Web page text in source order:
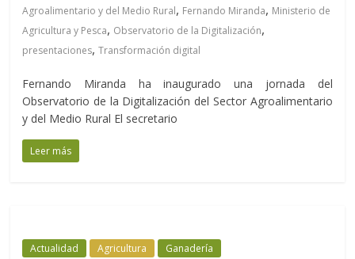
Agroalimentario y del Medio Rural, Fernando Miranda, Ministerio de
Agricultura y Pesca, Observatorio de la Digitalización,
presentaciones,Transformación digital
Fernando Miranda ha inaugurado una jornada del
Observatorio de la Digitalización del Sector Agroalimentario
y del Medio Rural El secretario
Leer más
Actualidad Agricultura Ganadería